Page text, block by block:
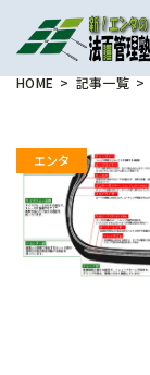
HOME 記事一覧